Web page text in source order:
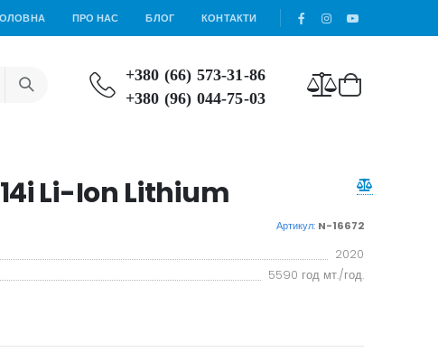
ПРО НАС БЛОГ КОНТАКТИ
+380 (66) 573-31-86
+380 (96) 044-75-03
Li-Ion Lithium
Артикул: N-16672
2020
5590 год мт./год.